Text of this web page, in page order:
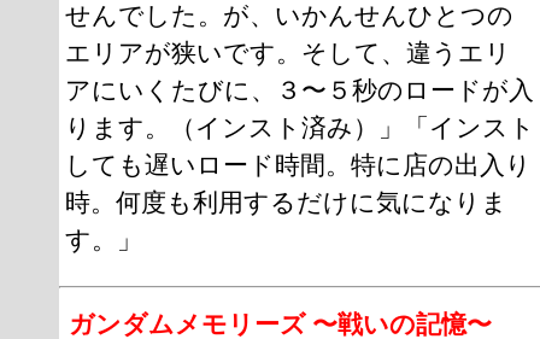
せんでした。が、いかんせんひとつの
エリアが狭いです。そして、違うエリ
アにいくたびに、３〜５秒のロードが入
ります。（インスト済み）」「インスト
しても遅いロード時間。特に店の出入り
時。何度も利用するだけに気になりま
す。」
ガンダムメモリーズ 〜戦いの記憶〜